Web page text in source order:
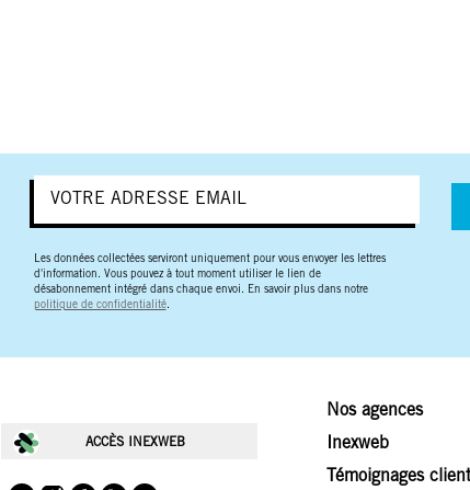
Les données collectées serviront uniquement pour vous envoyer les lettres
d'information. Vous pouvez à tout moment utiliser le lien de
désabonnement intégré dans chaque envoi. En savoir plus dans notre
politique de confidentialité.
ACCÈS INEXWEB
Nos agences
Inexweb
Témoignages